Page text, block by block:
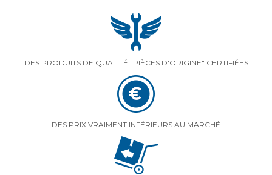
DES PRODUITS DE QUALITÉ "PIÈCES D'ORIGINE" CERTIFIÉES
DES PRIX VRAIMENT INFÉRIEURS AU MARCHÉ